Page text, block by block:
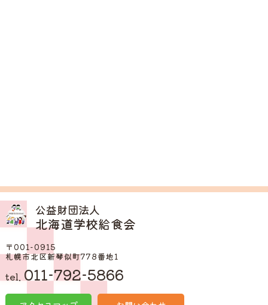
公益財団法人
北海道学校給食会
〒001-0915
札幌市北区新琴似町778番地1
tel. 011-792-5866